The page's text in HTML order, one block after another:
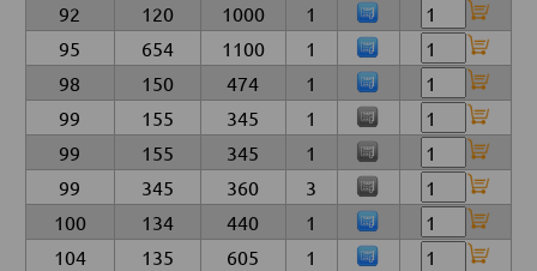
92
120 1000
1
95
654 1100
1
98
150 474
1
99
155 345
1
99
155 345
1
99
345 360
3
100
134 440
1
104
135 605
1